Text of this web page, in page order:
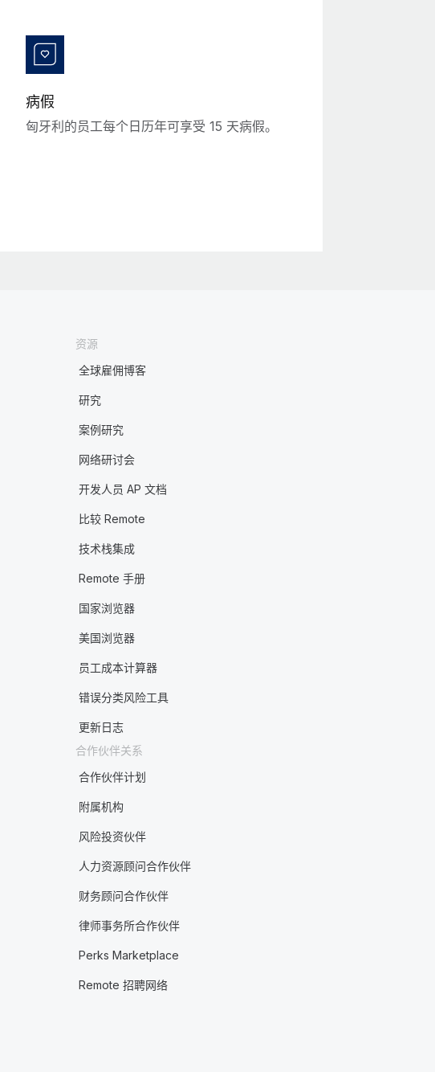
病假
匈牙利的员工每个日历年可享受 15 天病假。
资源
全球雇佣博客
研究
案例研究
网络研讨会
开发人员 AP 文档
比较 Remote
技术栈集成
Remote 手册
国家浏览器
美国浏览器
员工成本计算器
错误分类风险工具
更新日志
合作伙伴关系
合作伙伴计划
附属机构
风险投资伙伴
人力资源顾问合作伙伴
财务顾问合作伙伴
律师事务所合作伙伴
Perks Marketplace
Remote 招聘网络